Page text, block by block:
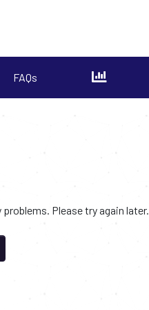
FAQs
Please try again later.